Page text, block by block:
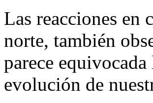
Las reacciones en
norte, también
parece
evolución de